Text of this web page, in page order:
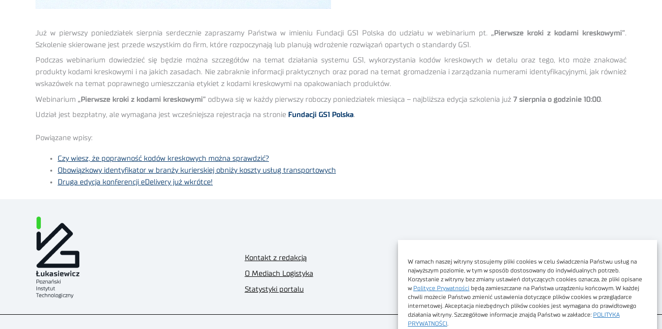
W ramach naszej witryny stosujemy pliki cookies w celu świadczenia Państwu usług na
najwyższym poziomie, w tym w sposób dostosowany do indywidualnych potrzeb.
Korzystanie z witryny bez zmiany ustawień dotyczących cookies oznacza, że pliki opisane
w Polityce Prywatności będą zamieszczane na Państwa urządzeniu końcowym. W każdej
chwili możecie Państwo zmienić ustawienia dotyczące plików cookies w przeglądarce
internetowej. Akceptacja niezbędnych plików cookies jest wymagana do prawidłowego
działania witryny. Szczegółowe informacje znajdą Państwo w zakładce: POLITYKA
PRYWATNOŚCI
Już w pierwszy poniedziałek sierpnia serdecznie zapraszamy Państwa w imieniu Fundacji GS1 Polska do udziału w webinarium pt. „Pierwsze kroki z kodami kreskowymi”.
Szkolenie skierowane jest przede wszystkim do firm, które rozpoczynają lub planują wdrożenie rozwiązań opartych o standardy GS1.
Podczas webinarium dowiedzieć się będzie można szczegółów na temat działania systemu GS1, wykorzystania kodów kreskowych w detalu oraz tego, kto może znakować
produkty kodami kreskowymi i na jakich zasadach. Nie zabraknie informacji praktycznych oraz porad na temat gromadzenia i zarządzania numerami identyfikacyjnymi, jak również
wskazówek na temat poprawnego umieszczania etykiet z kodami kreskowymi na opakowaniach produktów.
Webinarium „Pierwsze kroki z kodami kreskowymi” odbywa się w każdy pierwszy roboczy poniedziałek miesiąca – najbliższa edycja szkolenia już 7 sierpnia o godzinie 10:00.
Udział jest bezpłatny, ale wymagana jest wcześniejsza rejestracja na stronie Fundacji GS1 Polska.
Powiązane wpisy:
Czy wiesz, że poprawność kodów kreskowych można sprawdzić?
Obowiązkowy identyfikator w branży kurierskiej obniży koszty usług transportowych
Druga edycja konferencji eDelivery już wkrótce!
Kontakt z redakcją
O Mediach Logistyka
Statystyki portalu
Dostępność cyfrowa
Regulamin Portalu
Regulamin sklepu